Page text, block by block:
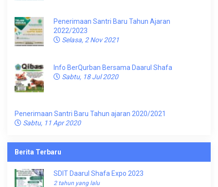
Penerimaan Santri Baru Tahun Ajaran
2022/2023
Selasa, 2 Nov 2021
Info BerQurban Bersama Daarul Shafa
Sabtu, 18 Jul 2020
Penerimaan Santri Baru Tahun ajaran 2020/2021
Sabtu, 11 Apr 2020
Berita Terbaru
SDIT Daarul Shafa Expo 2023
2 tahun yang lalu